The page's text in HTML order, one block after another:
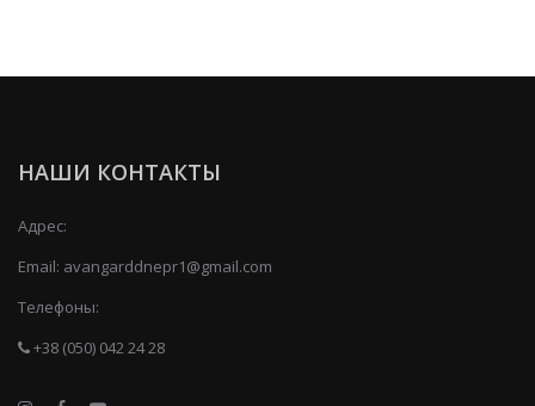
НАШИ КОНТАКТЫ
Адрес:
Email: avangarddnepr1@gmail.com
Телефоны:
+38 (050) 042 24 28